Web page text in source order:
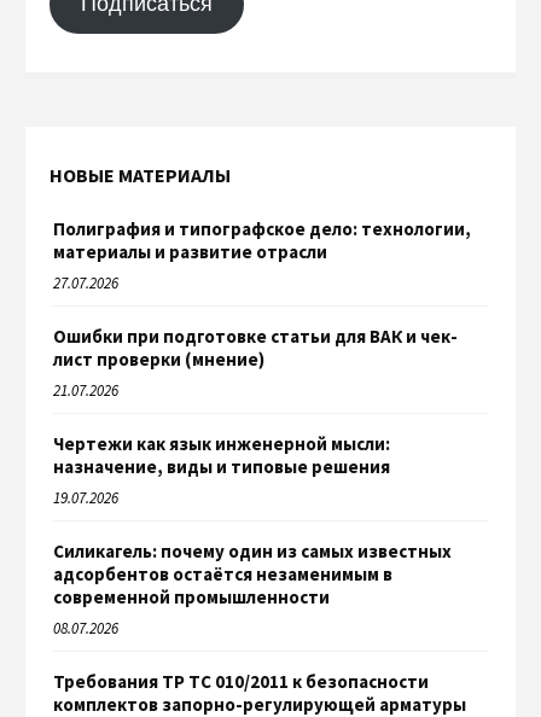
НОВЫЕ МАТЕРИАЛЫ
Полиграфия и типографское дело: технологии,
материалы и развитие отрасли
27.07.2026
Ошибки при подготовке статьи для ВАК и чек-
лист проверки (мнение)
21.07.2026
Чертежи как язык инженерной мысли:
назначение, виды и типовые решения
19.07.2026
Силикагель: почему один из самых известных
адсорбентов остаётся незаменимым в
современной промышленности
08.07.2026
Требования ТР ТС 010/2011 к безопасности
комплектов запорно-регулирующей арматуры